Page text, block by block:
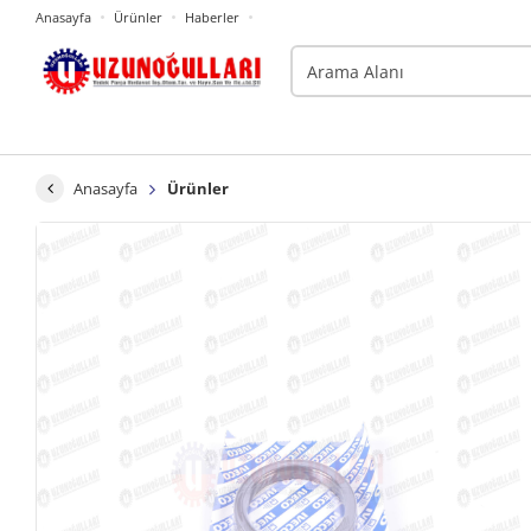
Anasayfa Ürünler Haberler
Anasayfa Ürünler